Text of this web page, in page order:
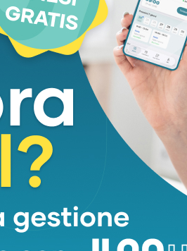
dove l’orientamento
che, pur
degli studi o ne
I dati dello scorso
risultati in termini di
ma nel sistema
giornate di orientamento
sostegno disponibili, come
e le numerose iniziative
triennali e magistrali.